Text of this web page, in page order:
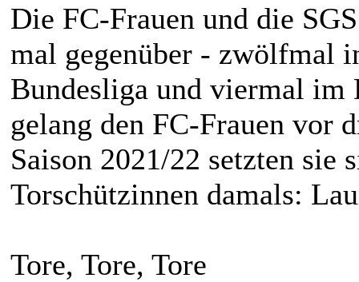
Die FC-Frauen und die
mal gegenüber - zwölfmal
Bundesliga und viermal im
gelang den FC-Frauen vor
Saison 2021/22 setzten
Torschützinnen damals:
Tore, Tore, Tore